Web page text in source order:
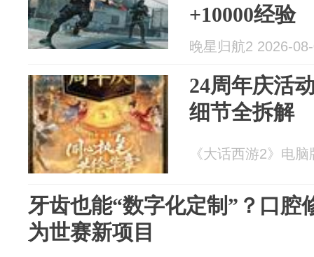
+10000经验
晚星归航2 2026-
24周年庆活
细节全拆解
《大话西游2》电
牙齿也能“数字化定制”？口腔
为世赛新项目